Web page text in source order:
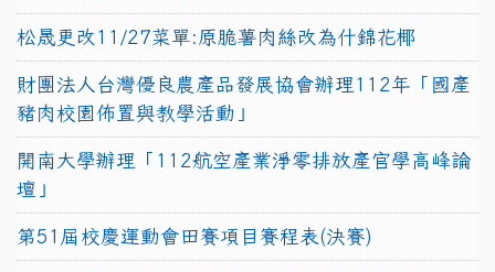
松晟更改11/27菜單:原脆薯肉絲改為什錦花椰
財團法人台灣優良農產品發展協會辦理112年「國產
豬肉校園佈置與教學活動」
開南大學辦理「112航空產業淨零排放產官學高峰論
壇」
第51屆校慶運動會田賽項目賽程表(決賽)